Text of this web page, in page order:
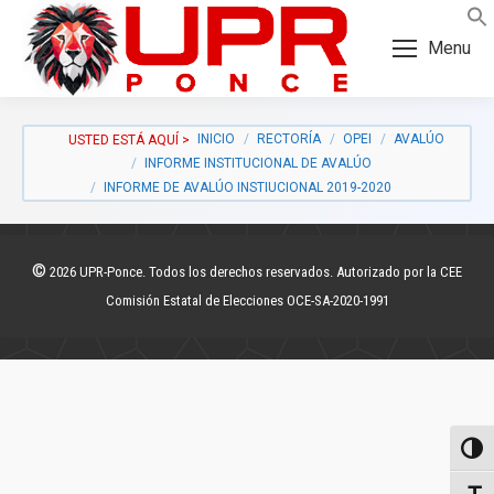
Skip
Content
Skip
navigation
Menu
INICIO RECTORÍA OPEI
AVALÚO
INFORME INSTITUCIONAL DE AVALÚO
INFORME DE AVALÚO INSTIUCIONAL 2019-2020
© 2026 UPR-Ponce. Todos los derechos reservados. Autorizado por la CEE
Comisión Estatal de Elecciones OCE-SA-2020-1991